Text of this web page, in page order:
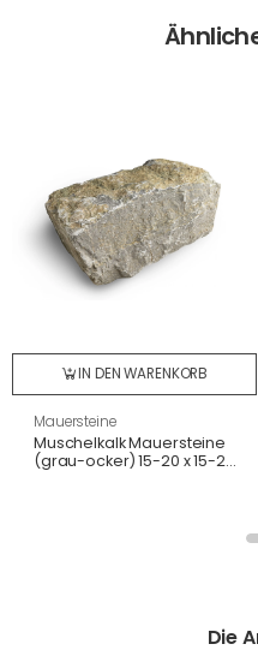
IN DEN WARENKORB
Mauersteine
Muschelkalk Mauersteine
(grau-ocker) 15-20 x 15-25
Die